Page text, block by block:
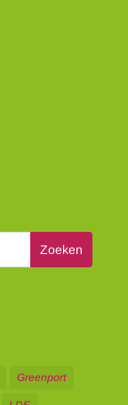
Greenport